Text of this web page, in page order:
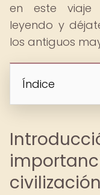
en este viaje
leyendo y
los antiguos
Índice